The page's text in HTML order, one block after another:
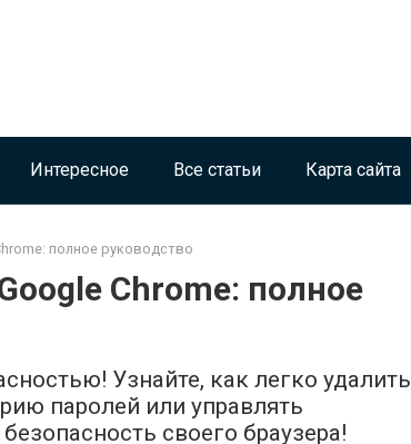
Интересное Все статьи Карта сайта
полное руководство
Chrome: полное
Узнайте, как легко удалить
паролей или управлять
своего браузера!